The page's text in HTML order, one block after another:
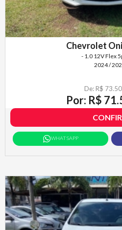
Chevrolet
- 1.0 12V Flex
2024 /
De: R$
Por: R$
WHATSAPP